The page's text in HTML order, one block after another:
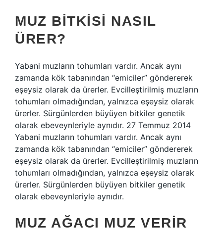
MUZ BITKISI NASIL
ÜRER?
Yabani muzların tohumları vardır. Ancak aynı
zamanda kök tabanından “emiciler” göndererek
eşeysiz olarak da ürerler. Evcilleştirilmiş muzların
tohumları olmadığından, yalnızca eşeysiz olarak
ürerler. Sürgünlerden büyüyen bitkiler genetik
olarak ebeveynleriyle aynıdır. 27 Temmuz 2014
Yabani muzların tohumları vardır. Ancak aynı
zamanda kök tabanından “emiciler” göndererek
eşeysiz olarak da ürerler. Evcilleştirilmiş muzların
tohumları olmadığından, yalnızca eşeysiz olarak
ürerler. Sürgünlerden büyüyen bitkiler genetik
olarak ebeveynleriyle aynıdır.
MUZ AĞACI MUZ VERIR